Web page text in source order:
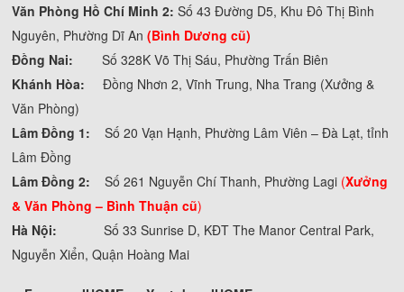
Văn Phòng Hồ Chí Minh 2:Số 43 Đường D5, Khu Đô Thị Bình
Nguyên, Phường Dĩ An (Bình Dương cũ)
Đồng Nai:Số 328K Võ Thị Sáu, Phường Trấn Biên
Khánh Hòa:
Đồng Nhơn 2, Vĩnh Trung, Nha Trang (Xưởng &
Văn Phòng)
Lâm Đồng 1:Số 20 Vạn Hạnh, Phường Lâm Viên – Đà Lạt, tỉnh
Lâm Đồng
Lâm Đồng 2:Số 261 Nguyễn Chí Thanh, Phường Lagi (Xưởng
& Văn Phòng – Bình Thuận cũ)
Hà Nội:Số 33 Sunrise D, KĐT The Manor Central Park,
Nguyễn Xiển, Quận Hoàng Mai